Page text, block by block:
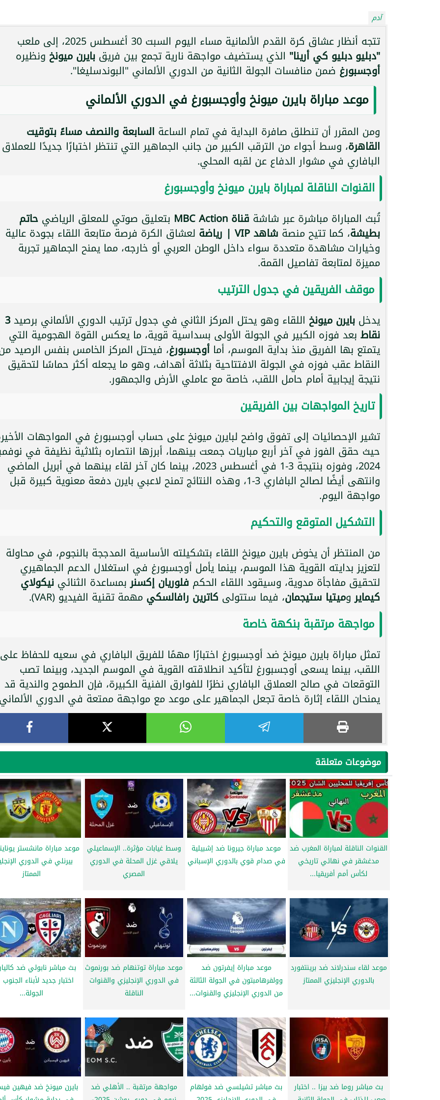
آدم
تتجه أنظار عشاق كرة القدم الألمانية مساء اليوم السبت 30 أغسطس 2025، إلى ملعب
"دبليو دبليو كي أرينا" الذي يستضيف مواجهة نارية تجمع بين فريق بايرن ميونخ ونظيره
أوجسبورغ ضمن منافسات الجولة الثانية من الدوري الألماني "البوندسليغا".
موعد مباراة بايرن ميونخ وأوجسبورغ في الدوري الألماني
ومن المقرر أن تنطلق صافرة البداية في تمام الساعة السابعة والنصف مساءً بتوقيت
القاهرة، وسط أجواء من الترقب الكبير من جانب الجماهير التي تنتظر اختبارًا جديدًا للعملاق
البافاري في مشوار الدفاع عن لقبه المحلي.
القنوات الناقلة لمباراة بايرن ميونخ وأوجسبورغ
تُبث المباراة مباشرة عبر شاشة قناة MBC Action بتعليق صوتي للمعلق الرياضي حاتم
بطيشة، كما تتيح منصة شاهد VIP | رياضة لعشاق الكرة فرصة متابعة اللقاء بجودة عالية
وخيارات مشاهدة متعددة سواء داخل الوطن العربي أو خارجه، مما يمنح الجماهير تجربة
مميزة لمتابعة تفاصيل القمة.
موقف الفريقين في جدول الترتيب
يدخل بايرن ميونخ اللقاء وهو يحتل المركز الثاني في جدول ترتيب الدوري الألماني برصيد 3
نقاط بعد فوزه الكبير في الجولة الأولى بسداسية قوية، ما يعكس القوة الهجومية التي
يتمتع بها الفريق منذ بداية الموسم، أما أوجسبورغ، فيحتل المركز الخامس بنفس الرصيد
النقاط عقب فوزه في الجولة الافتتاحية بثلاثة أهداف، وهو ما يجعله أكثر حماسًا لتحقيق
نتيجة إيجابية أمام حامل اللقب، خاصة مع عاملي الأرض والجمهور.
تاريخ المواجهات بين الفريقين
تشير الإحصائيات إلى تفوق واضح لبايرن ميونخ على حساب أوجسبورغ في المواجهات
حيث حقق الفوز في آخر أربع مباريات جمعت بينهما، أبرزها انتصاره بثلاثية نظيفة في
2024، وفوزه بنتيجة 3-1 في أغسطس 2023، بينما كان آخر لقاء بينهما في أبريل الماضي
وانتهى أيضًا لصالح البافاري 3-1، وهذه النتائج تمنح لاعبي بايرن دفعة معنوية كبيرة قبل
مواجهة اليوم.
التشكيل المتوقع والتحكيم
من المنتظر أن يخوض بايرن ميونخ اللقاء بتشكيلته الأساسية المدججة بالنجوم، في محاولة
لتعزيز بدايته القوية هذا الموسم، بينما يأمل أوجسبورغ في استغلال الدعم الجماهيري
لتحقيق مفاجأة مدوية، وسيقود اللقاء الحكم فلوريان إكسنربمساعدة الثنائي نيكولاي
كيمايروميتيا ستيجمان، فيما ستتولى كاترين رافالسكي مهمة تقنية الفيديو (VAR).
مواجهة مرتقبة بنكهة خاصة
تمثل مباراة بايرن ميونخ ضد أوجسبورغ اختبارًا مهمًا للفريق البافاري في سعيه للحفاظ على
اللقب، بينما يسعى أوجسبورغ لتأكيد انطلاقته القوية في الموسم الجديد، وبينما تصب
التوقعات في صالح العملاق البافاري نظرًا للفوارق الفنية الكبيرة، فإن الطموح والندية قد
يمنحان اللقاء إثارة خاصة تجعل الجماهير على موعد مع مواجهة ممتعة في الدوري
موضوعات متعلقة
القنوات الناقلة لمباراة المغرب ضد
مدغشقر في نهائي تاريخي
لكأس أمم أفريقيا...
موعد مباراة جيرونا ضد إشبيلية
في صدام قوي بالدوري الإسباني
وسط غيابات مؤثرة.. الإسماعيلي
يلاقي غزل المحلة في الدوري
المصري
موعد مباراة مانشستر
بيرنلي في الدوري
الممتاز
موعد لقاء سندرلاند ضد برينتفورد
بالدوري الإنجليزي الممتاز
موعد مباراة إيفرتون ضد
وولفرهامبتون في الجولة الثالثة
من الدوري الإنجليزي والقنوات...
موعد مباراة توتنهام ضد بورنموث
في الدوري الإنجليزي والقنوات
الناقلة
بث مباشر نابولي ضد
اختبار جديد لأبناء
الجولة...
بث مباشر روما ضد بيزا .. اختبار
بث مباشر تشيلسي ضد فولهام
مواجهة مرتقبة .. الأهلي ضد
بايرن ميونخ ضد فيهين